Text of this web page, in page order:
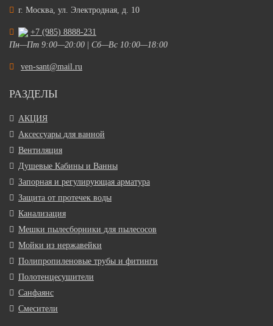
г. Москва, ул. Электродная, д. 10
+7 (985) 8888-231
Пн—Пт 9:00—20:00 | Сб—Вс 10:00—18:00
ven-sant@mail.ru
РАЗДЕЛЫ
АКЦИЯ
Аксессуары для ванной
Вентиляция
Душевые Кабины и Ванны
Запорная и регулирующая арматура
Защита от протечек воды
Канализация
Мешки пылесборники для пылесосов
Мойки из нержавейки
Полипропиленовые трубы и фитинги
Полотенцесушители
Санфаянс
Смесители